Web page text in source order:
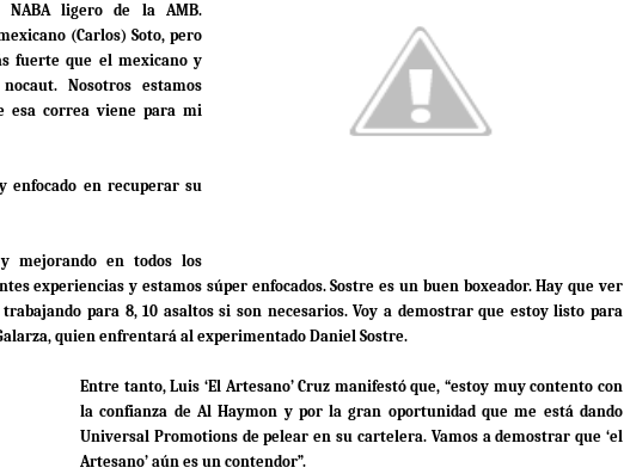
NABA ligero de la AMB.
(Carlos) Soto, pero
fuerte que el mexicano y
Nosotros estamos
esa correa viene para mi
enfocado en recuperar su
mejorando en todos los
experiencias y estamos súper enfocados. Sostre es un buen boxeador. Hay que ver
para 8, 10 asaltos si son necesarios. Voy a demostrar que estoy listo para
quien enfrentará al experimentado Daniel Sostre.
Entre tanto, Luis ‘El Artesano’ Cruz manifestó que, “estoy muy contento con
la confianza de Al Haymon y por la gran oportunidad que me está dando
Universal Promotions de pelear en su cartelera. Vamos a demostrar que ‘el
Artesano’ aún es un contendor”.